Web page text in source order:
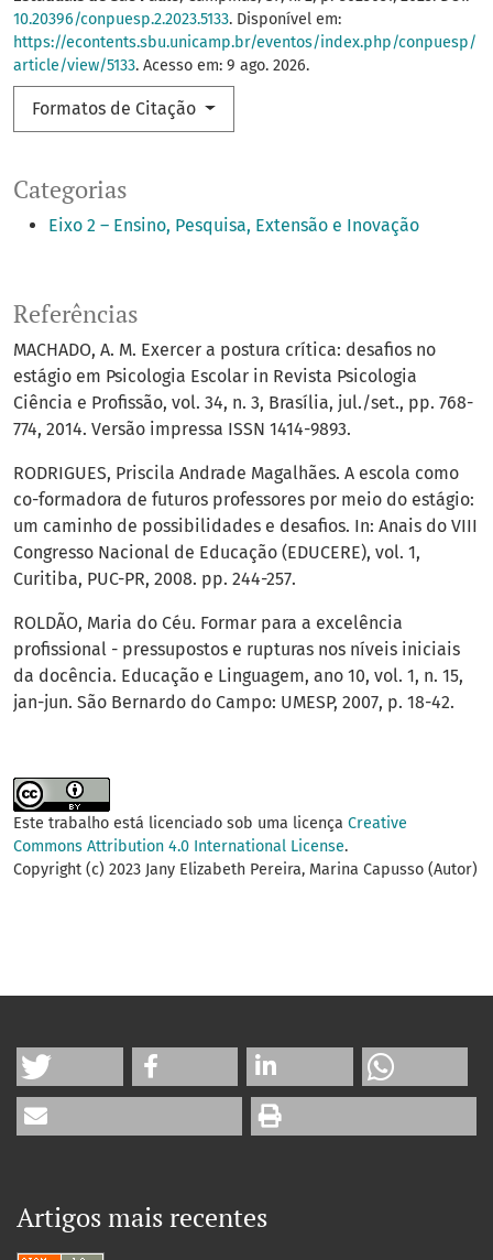
Categorias
Eixo 2 – Ensino, Pesquisa, Extensão e Inovação
10.20396/conpuesp.2.2023.5133. Disponível em:
https://econtents.sbu.unicamp.br/eventos/index.php/conpuesp/
article/view/5133. Acesso em: 9 ago. 2026.
Formatos de Citação
Referências
MACHADO, A. M. Exercer a postura crítica: desafios no
estágio em Psicologia Escolar in Revista Psicologia
Ciência e Profissão, vol. 34, n. 3, Brasília, jul./set., pp. 768-
774, 2014. Versão impressa ISSN 1414-9893.
RODRIGUES, Priscila Andrade Magalhães. A escola como
co-formadora de futuros professores por meio do estágio:
um caminho de possibilidades e desafios. In: Anais do VIII
Congresso Nacional de Educação (EDUCERE), vol. 1,
Curitiba, PUC-PR, 2008. pp. 244-257.
ROLDÃO, Maria do Céu. Formar para a excelência
profissional - pressupostos e rupturas nos níveis iniciais
da docência. Educação e Linguagem, ano 10, vol. 1, n. 15,
jan-jun. São Bernardo do Campo: UMESP, 2007, p. 18-42.
Este trabalho está licenciado sob uma licença Creative
Commons Attribution 4.0 International License.
Copyright (c) 2023 Jany Elizabeth Pereira, Marina Capusso (Autor)
Artigos mais recentes